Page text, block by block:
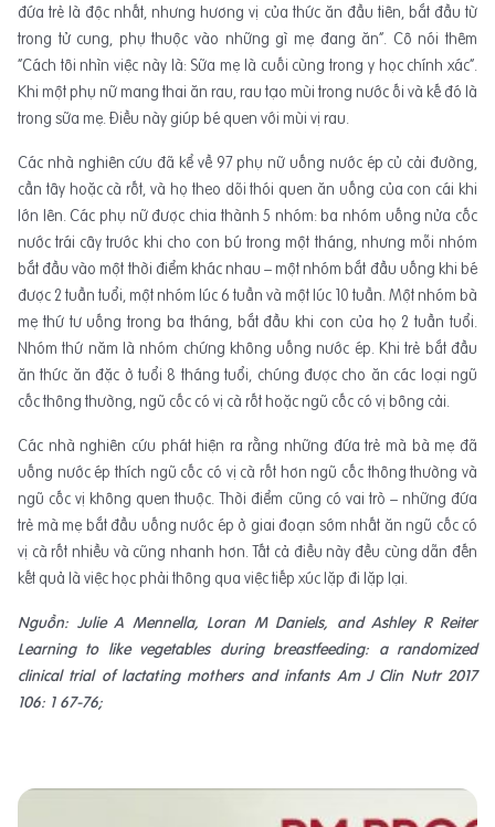
đứa trẻ là độc nhất, nhưng hương vị của thức ăn đầu tiên, bắt đầu từ
trong tử cung, phụ thuộc vào những gì mẹ đang ăn”. Cô nói thêm
“Cách tôi nhìn việc này là: Sữa mẹ là cuối cùng trong y học chính xác”.
Khi một phụ nữ mang thai ăn rau, rau tạo mùi trong nước ối và kế đó là
trong sữa mẹ. Điều này giúp bé quen với mùi vị rau.
Các nhà nghiên cứu đã kể về 97 phụ nữ uống nước ép củ cải đường,
cần tây hoặc cà rốt, và họ theo dõi thói quen ăn uống của con cái khi
lớn lên. Các phụ nữ được chia thành 5 nhóm: ba nhóm uống nửa cốc
nước trái cây trước khi cho con bú trong một tháng, nhưng mỗi nhóm
bắt đầu vào một thời điểm khác nhau – một nhóm bắt đầu uống khi bé
được 2 tuần tuổi, một nhóm lúc 6 tuần và một lúc 10 tuần. Một nhóm bà
mẹ thứ tư uống trong ba tháng, bắt đầu khi con của họ 2 tuần tuổi.
Nhóm thứ năm là nhóm chứng không uống nước ép. Khi trẻ bắt đầu
ăn thức ăn đặc ở tuổi 8 tháng tuổi, chúng được cho ăn các loại ngũ
cốc thông thường, ngũ cốc có vị cà rốt hoặc ngũ cốc có vị bông cải.
Các nhà nghiên cứu phát hiện ra rằng những đứa trẻ mà bà mẹ đã
uống nước ép thích ngũ cốc có vị cà rốt hơn ngũ cốc thông thường và
ngũ cốc vị không quen thuộc. Thời điểm cũng có vai trò – những đứa
trẻ mà mẹ bắt đầu uống nước ép ở giai đoạn sớm nhất ăn ngũ cốc có
vị cà rốt nhiều và cũng nhanh hơn. Tất cả điều này đều cùng dẫn đến
kết quả là việc học phải thông qua việc tiếp xúc lặp đi lặp lại.
Nguồn: Julie A Mennella, Loran M Daniels, and Ashley R Reiter
Learning to like vegetables during breastfeeding: a randomized
clinical trial of lactating mothers and infants Am J Clin Nutr 2017
106: 1 67-76;